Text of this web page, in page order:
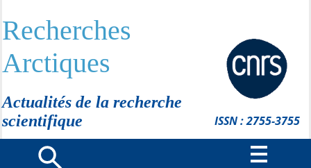
Recherches
Arctiques
Actualités de la recherche
scientifique
ISSN : 2755-3755